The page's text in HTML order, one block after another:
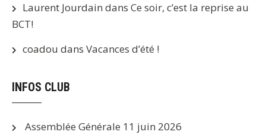
Laurent Jourdain dans Ce soir, c’est la reprise au
BCT!
coadou dans Vacances d’été !
INFOS CLUB
Assemblée Générale 11 juin 2026